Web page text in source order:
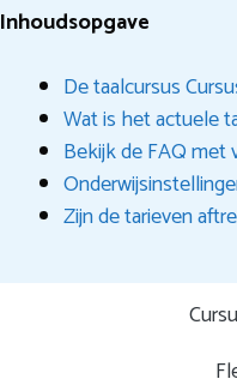
Inhoudsopgave
De taalcursus
Wat is het actuele
Bekijk de FAQ met
Zijn de tarieven